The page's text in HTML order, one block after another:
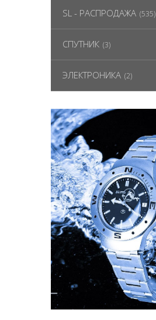
SL - РАСПРОДАЖА (535)
СПУТНИК (3)
ЭЛЕКТРОНИКА (2)